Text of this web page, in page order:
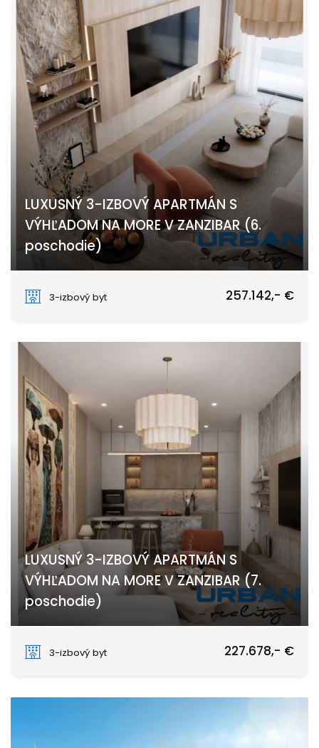
LUXUSNÝ 3-IZBOVÝ APARTMÁN S
VÝHĽADOM NA MORE V ZANZIBAR (6.
poschodie)
3-izbový byt
257.142,- €
LUXUSNÝ 3-IZBOVÝ APARTMÁN S
VÝHĽADOM NA MORE V ZANZIBAR (7.
poschodie)
3-izbový byt
227.678,- €